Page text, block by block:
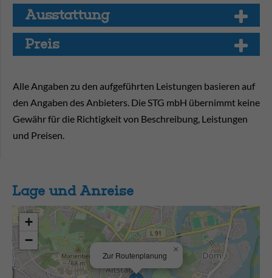
Aus­stat­tung
Preis
Alle Angaben zu den aufgeführten Leistungen basieren auf
den Angaben des Anbieters. Die STG mbH übernimmt keine
Gewähr für die Richtigkeit von Beschreibung, Leistungen
und Preisen.
Lage und Anreise
Zur Routenplanung
×
+
−